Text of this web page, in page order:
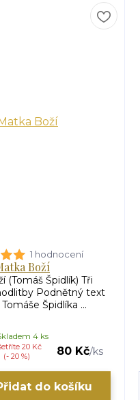
1 hodnocení
Boží
(Tomáš Špidlík) Tři
Podnětný text
Špidlíka ...
20 Kč
(- 20 %)
80 Kč/ks
4 ks
do košíku